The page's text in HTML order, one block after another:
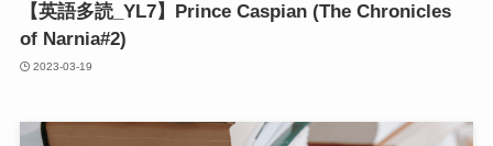
【英語多読_YL7】Prince Caspian (The Chronicles
of Narnia#2)
2023-03-19